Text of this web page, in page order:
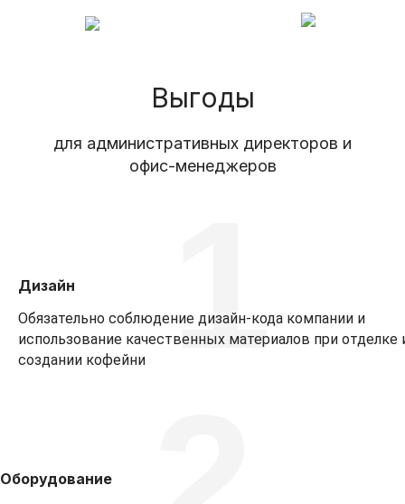
Выгоды
для административных директоров и
офис-менеджеров
Дизайн
Обязательно соблюдение дизайн-кода компании и
использование качественных материалов при отделке
создании кофейни
1
Оборудование